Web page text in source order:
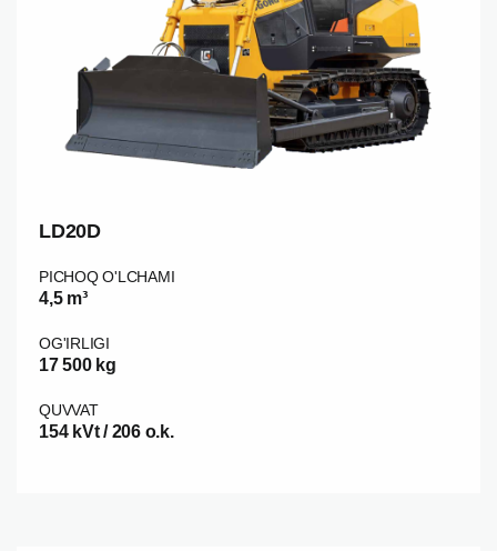
LD20D
PICHOQ O'LCHAMI
4,5 m³
OG'IRLIGI
17 500 kg
QUVVAT
154 kVt / 206 o.k.